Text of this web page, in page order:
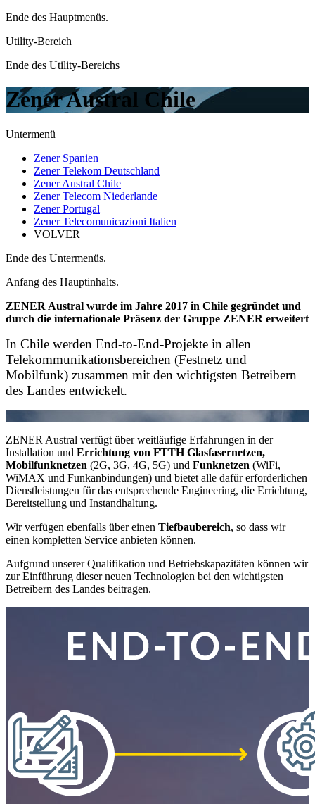
Ende des Hauptmenüs.
Utility-Bereich
Ende des Utility-Bereichs
Zener Austral Chile
Untermenü
Zener Spanien
Zener Telekom Deutschland
Zener Austral Chile
Zener Telecom Niederlande
Zener Portugal
Zener Telecomunicazioni Italien
VOLVER
Ende des Untermenüs.
Anfang des Hauptinhalts.
ZENER Austral wurde im Jahre 2017 in Chile gegründet und
durch die internationale Präsenz der Gruppe ZENER erweitert
In Chile werden End-to-End-Projekte in allen
Telekommunikationsbereichen (Festnetz und
Mobilfunk) zusammen mit den wichtigsten Betreibern
des Landes entwickelt.
ZENER Austral verfügt über weitläufige Erfahrungen in der
Installation und Errichtung von FTTH Glasfasernetzen,
Mobilfunknetzen (2G, 3G, 4G, 5G) und Funknetzen (WiFi,
WiMAX und Funkanbindungen) und bietet alle dafür erforderlichen
Dienstleistungen für das entsprechende Engineering, die Errichtung,
Bereitstellung und Instandhaltung.
Wir verfügen ebenfalls über einen Tiefbaubereich, so dass wir
einen kompletten Service anbieten können.
Aufgrund unserer Qualifikation und Betriebskapazitäten können wir
zur Einführung dieser neuen Technologien bei den wichtigsten
Betreibern des Landes beitragen.